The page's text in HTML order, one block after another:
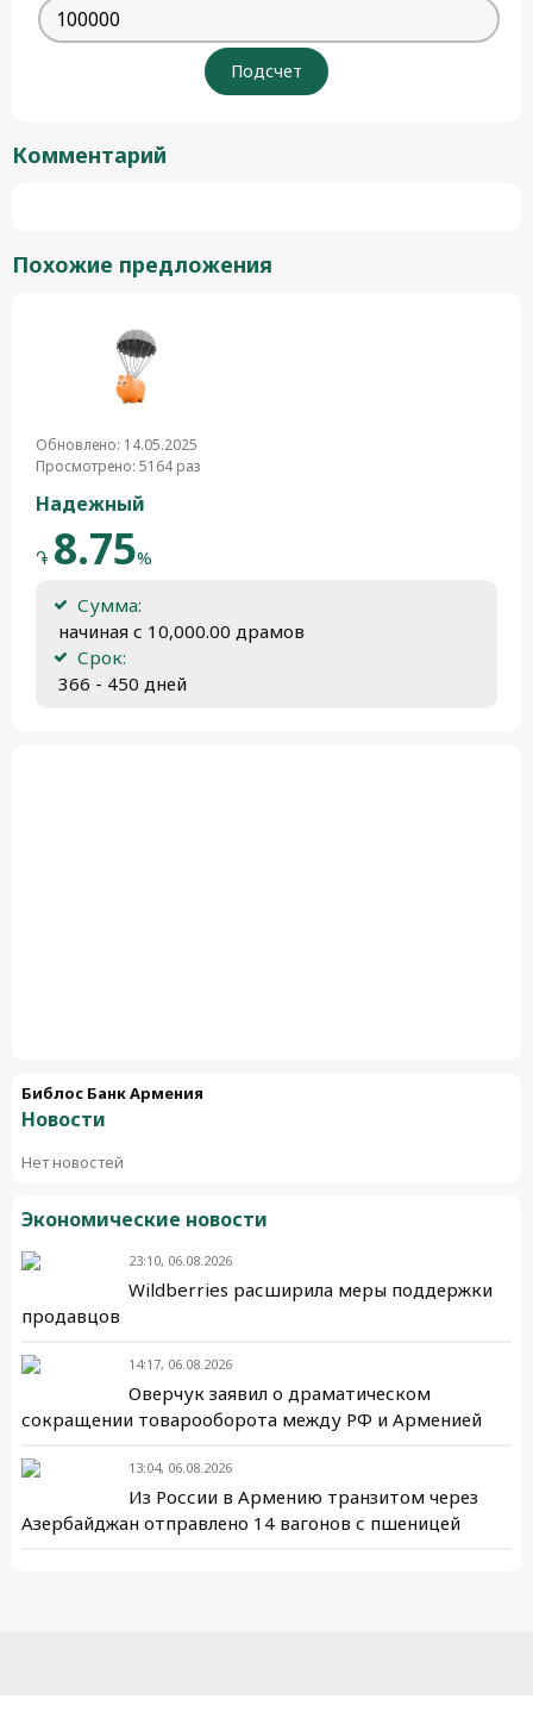
Комментарий
Похожие предложения
Обновлено: 14.05.2025
Просмотрено: 5164 раз
Надежный
֏ 8.75%
Сумма:
начиная с 10,000.00 драмов
Срок:
366 - 450 дней
Библос Банк Армения
Новости
Нет новостей
Экономические новости
23:10, 06.08.2026
Wildberries расширила меры поддержки
продавцов
14:17, 06.08.2026
Оверчук заявил о драматическом
сокращении товарооборота между РФ и Арменией
13:04, 06.08.2026
Из России в Армению транзитом через
Азербайджан отправлено 14 вагонов с пшеницей